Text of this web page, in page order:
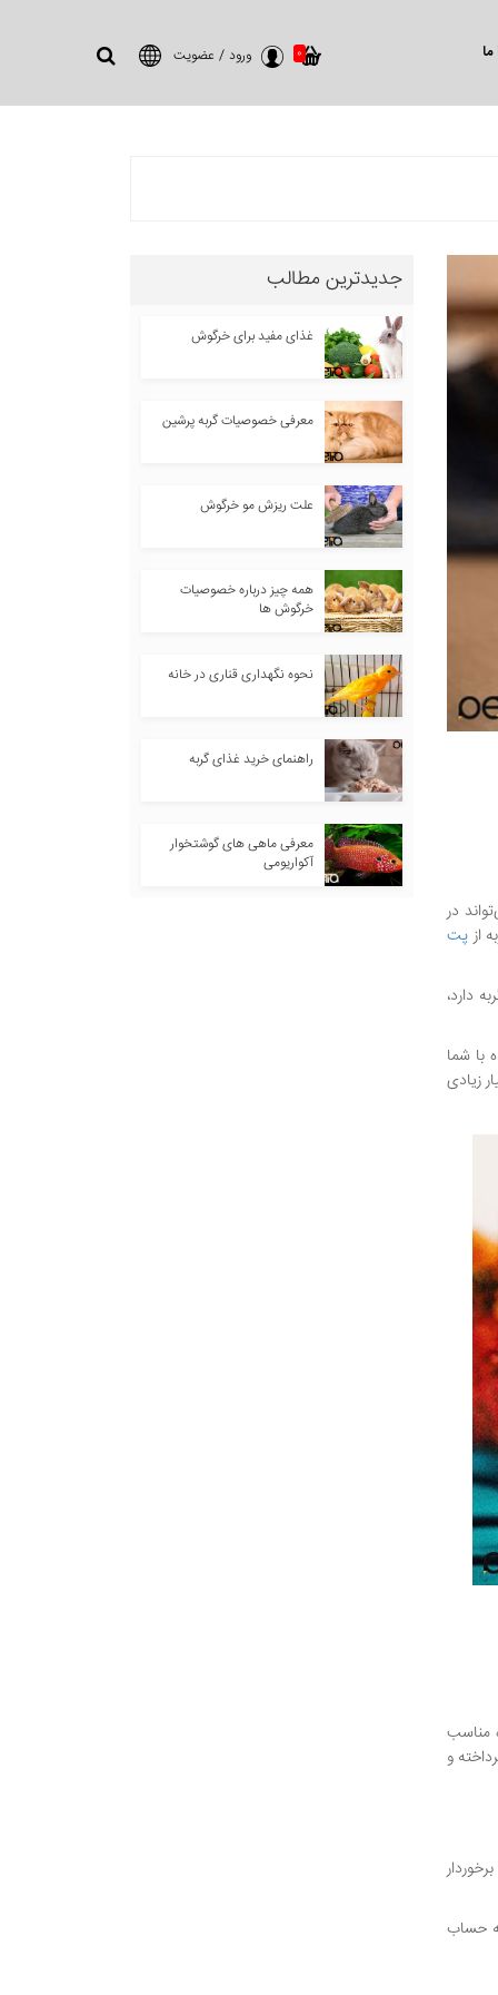
0 ورود / عضویت
در
از پت
دارد،
با شما
زیادی
مناسب
و
حساب
جدیدترین مطالب
غذای مفید برای خرگوش
معرفی خصوصیات گربه پرشین
علت ریزش مو خرگوش
همه چیز درباره خصوصیات
خرگوش ها
نحوه نگهداری قناری در خانه
راهنمای خرید غذای گربه
معرفی ماهی های گوشتخوار
آکواریومی